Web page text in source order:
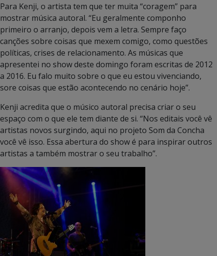
Para Kenji, o artista tem que ter muita “coragem” para
mostrar música autoral. “Eu geralmente componho
primeiro o arranjo, depois vem a letra. Sempre faço
canções sobre coisas que mexem comigo, como questões
políticas, crises de relacionamento. As músicas que
apresentei no show deste domingo foram escritas de 2012
a 2016. Eu falo muito sobre o que eu estou vivenciando,
sore coisas que estão acontecendo no cenário hoje”.
Kenji acredita que o músico autoral precisa criar o seu
espaço com o que ele tem diante de si. “Nos editais você vê
artistas novos surgindo, aqui no projeto Som da Concha
você vê isso. Essa abertura do show é para inspirar outros
artistas a também mostrar o seu trabalho”.